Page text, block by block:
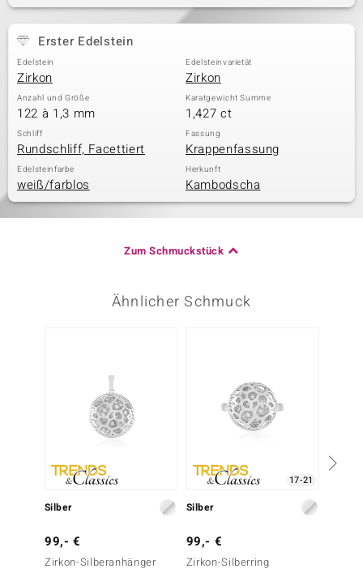
Erster Edelstein
Edelstein
Zirkon
Edelsteinvarietät
Zirkon
Anzahl und Größe
122 à 1,3 mm
Karatgewicht Summe
1,427 ct
Schliff
Rundschliff, Facettiert
Fassung
Krappenfassung
Edelsteinfarbe
weiß/farblos
Herkunft
Kambodscha
Zum Schmuckstück
Ähnlicher Schmuck
Silber
99,- €
Zirkon-Silberanhänger
17-21
Silber
99,- €
Zirkon-Silberring